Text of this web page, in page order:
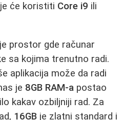
će koristiti Core i9 ili
je prostor gde računar
sa kojima trenutno radi.
aplikacija može da radi
je 8GB RAM-a postao
kakav ozbiljniji rad. Za
16GB je zlatni standard i